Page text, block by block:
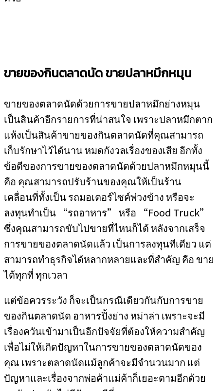
ขายของกินตลาดนัด ขายปลาหมึกหมุน
ขายของตลาดนัดด้วยการขายปลาหมึกย่างหมุน
เป็นสินค้าอีกรายการที่น่าสนใจ เพราะปลาหมึกตาก
แห้งเป็นสินค้าขายของกินตลาดนัดที่คุณสามารถ
เก็บรักษาไว้ได้นาน หมดกังวลเรื่องของเสีย อีกทั้ง
ข้อดีของการขายของตลาดนัดด้วยปลาหมึกหมุนนี้
คือ คุณสามารถปรับร้านของคุณให้เป็นร้าน
เคลื่อนที่ทั้งเป็น รถมอเตอร์ไซค์พ่วงข้าง หรือจะ
ลงทุนทำเป็น “รถอาหาร” หรือ “Food Truck”
ซึ่งคุณสามารถขับไปขายที่ไหนก็ได้ หลังจากเสร็จ
การขายของตลาดนัดแล้ว เป็นการลงทุนทีเดียว แต่
สามารถทำธุรกิจได้หลากหลายและที่สำคัญ คือ ขาย
ได้ทุกที่ ทุกเวลา
แต่ข้อควรระวัง ก็จะเป็นกรณีเดียวกันกับการขาย
ของกินตลาดนัด อาหารปิ้งย่าง หม่าล่า เพราะจะมี
เรื่องควันเข้ามาเป็นอีกปัจจัยที่ต้องให้ความสำคัญ
เพื่อไม่ให้เกิดปัญหาในการขายของตลาดนัดของ
คุณ เพราะตลาดนัดแม้ลูกค้าจะมีจำนวนมาก แต่
ปัญหาและเรื่องจากพ่อค้าแม่ค้าก็เยอะตามอีกด้วย